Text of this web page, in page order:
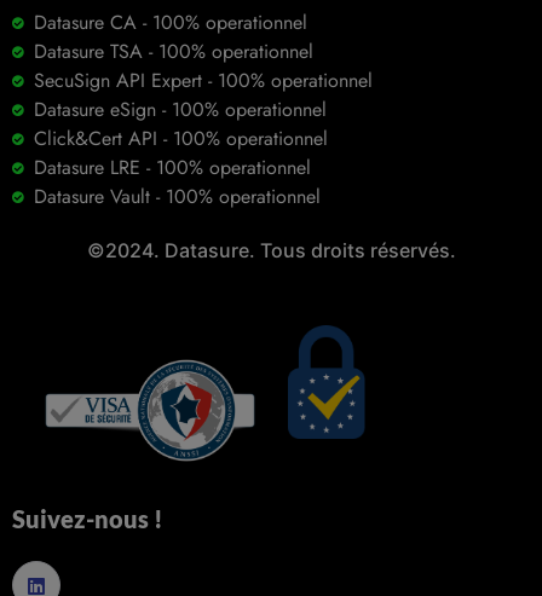
Datasure CA - 100% operationnel
Datasure TSA - 100% operationnel
SecuSign API Expert - 100% operationnel
Datasure eSign - 100% operationnel
Click&Cert API - 100% operationnel
Datasure LRE - 100% operationnel
Datasure Vault - 100% operationnel
©2024. Datasure. Tous droits réservés.
Suivez-nous !